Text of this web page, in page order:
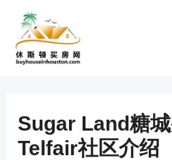
Sugar Land糖
Telfair社区介绍